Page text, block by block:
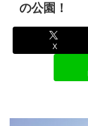
の公園！
X